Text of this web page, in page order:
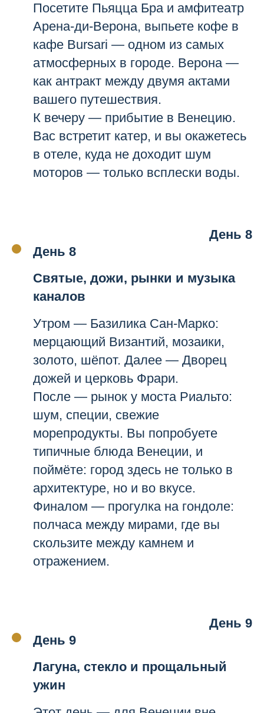
Посетите Пьяцца Бра и амфитеатр
Арена-ди-Верона, выпьете кофе в
кафе Bursari — одном из самых
атмосферных в городе. Верона —
как антракт между двумя актами
вашего путешествия.
К вечеру — прибытие в Венецию.
Вас встретит катер, и вы окажетесь
в отеле, куда не доходит шум
моторов — только всплески воды.
День 8
День 8
Святые, дожи, рынки и музыка
каналов
Утром — Базилика Сан-Марко:
мерцающий Византий, мозаики,
золото, шёпот. Далее — Дворец
дожей и церковь Фрари.
После — рынок у моста Риальто:
шум, специи, свежие
морепродукты. Вы попробуете
типичные блюда Венеции, и
поймёте: город здесь не только в
архитектуре, но и во вкусе.
Финалом — прогулка на гондоле:
полчаса между мирами, где вы
скользите между камнем и
отражением.
День 9
День 9
Лагуна, стекло и прощальный
ужин